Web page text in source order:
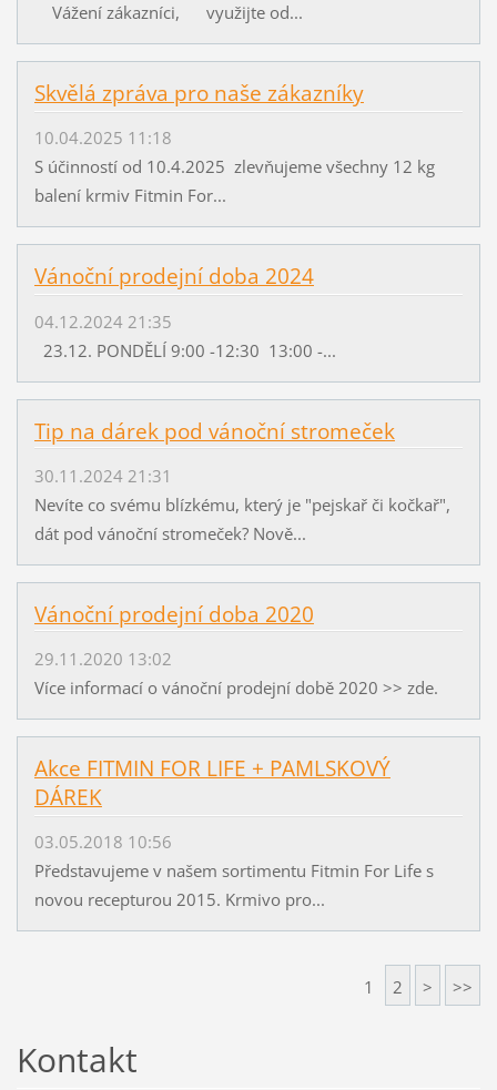
Vážení zákazníci, využijte od...
Skvělá zpráva pro naše zákazníky
10.04.2025 11:18
S účinností od 10.4.2025 zlevňujeme všechny 12 kg
balení krmiv Fitmin For...
Vánoční prodejní doba 2024
04.12.2024 21:35
23.12. PONDĚLÍ 9:00 -12:30 13:00 -...
Tip na dárek pod vánoční stromeček
30.11.2024 21:31
Nevíte co svému blízkému, který je "pejskař či kočkař",
dát pod vánoční stromeček? Nově...
Vánoční prodejní doba 2020
29.11.2020 13:02
Více informací o vánoční prodejní době 2020 >> zde.
Akce FITMIN FOR LIFE + PAMLSKOVÝ
DÁREK
03.05.2018 10:56
Představujeme v našem sortimentu Fitmin For Life s
novou recepturou 2015. Krmivo pro...
1 2 > >>
Kontakt